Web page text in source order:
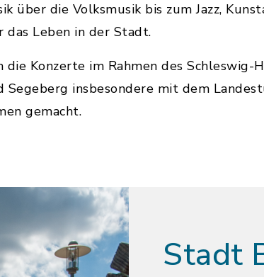
über die Volksmusik bis zum Jazz,
Leben in der Stadt.
Konzerte im Rahmen des Schleswig-
Segeberg insbesondere mit dem
gemacht.
Stadt